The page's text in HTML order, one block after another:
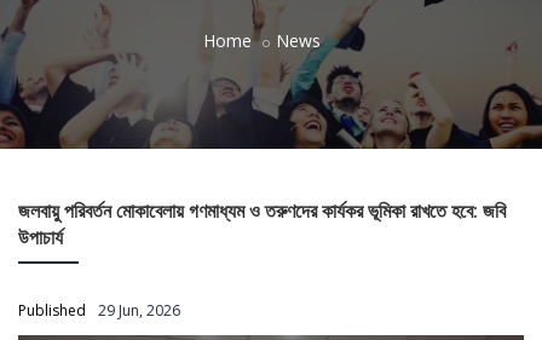
Home News
জলবায়ু পরিবর্তন মোকাবেলায় গণমাধ্যম ও তরুণদের কার্যকর ভূমিকা রাখতে হবে: জবি
উপাচার্য
Published 29 Jun, 2026